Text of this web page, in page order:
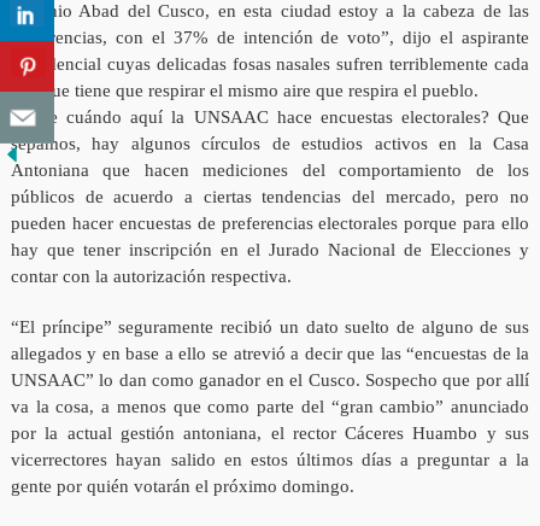
Antonio Abad del Cusco, en esta ciudad estoy a la cabeza de las
preferencias, con el 37% de intención de voto”, dijo el aspirante
presidencial cuyas delicadas fosas nasales sufren terriblemente cada
vez que tiene que respirar el mismo aire que respira el pueblo.
¿Y de cuándo aquí la UNSAAC hace encuestas electorales? Que
sepamos, hay algunos círculos de estudios activos en la Casa
Antoniana que hacen mediciones del comportamiento de los
públicos de acuerdo a ciertas tendencias del mercado, pero no
pueden hacer encuestas de preferencias electorales porque para ello
hay que tener inscripción en el Jurado Nacional de Elecciones y
contar con la autorización respectiva.
“El príncipe” seguramente recibió un dato suelto de alguno de sus
allegados y en base a ello se atrevió a decir que las “encuestas de la
UNSAAC” lo dan como ganador en el Cusco. Sospecho que por allí
va la cosa, a menos que como parte del “gran cambio” anunciado
por la actual gestión antoniana, el rector Cáceres Huambo y sus
vicerrectores hayan salido en estos últimos días a preguntar a la
gente por quién votarán el próximo domingo.